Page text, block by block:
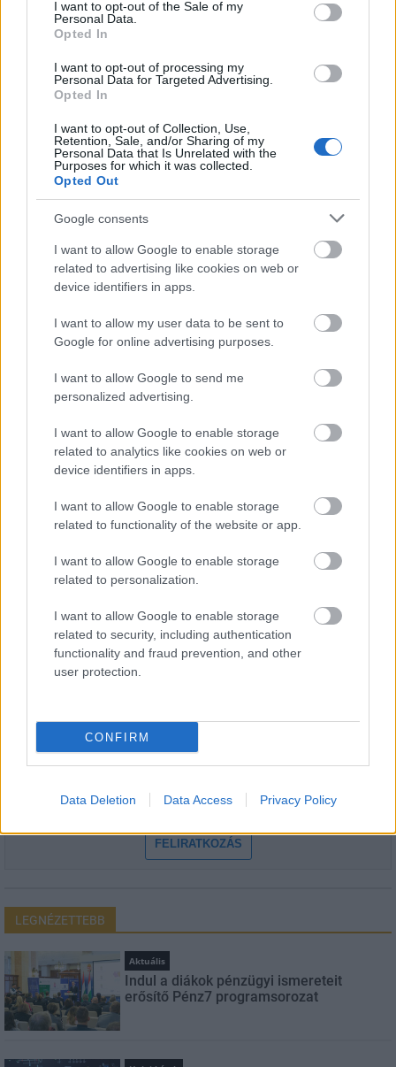
I want to opt-out of the Sale of my
Personal Data.
Opted In
I want to opt-out of processing my
Personal Data for Targeted Advertising.
Opted In
I want to opt-out of Collection, Use,
Retention, Sale, and/or Sharing of my
Personal Data that Is Unrelated with the
Purposes for which it was collected.
Opted Out
Google consents
I want to allow Google to enable storage
related to advertising like cookies on web or
device identifiers in apps.
I want to allow my user data to be sent to
Google for online advertising purposes.
I want to allow Google to send me
personalized advertising.
I want to allow Google to enable storage
related to analytics like cookies on web or
device identifiers in apps.
I want to allow Google to enable storage
related to functionality of the website or app.
I want to allow Google to enable storage
related to personalization.
I want to allow Google to enable storage
related to security, including authentication
functionality and fraud prevention, and other
user protection.
CONFIRM
Data Deletion Data Access Privacy Policy
műemlékfelújítás
Történelmi táj, amelynek minden köve mesél –
megújul a tatai Angolkert
műemlékek, köztük a különleges Műromok, valamint a közeli
Várkanyarban álló Nepomuki Szent János híd és szobor is.
Új gyalogosátkelők és jelzőlámpás
Másfélszeresére bővítik
Hódmezővásárhely jó hírű református
Flórián téri felüljárón
HÍRLEVÉL
Feliratkozom a hírlevélre és elfogadom az
szabályzatot!
FELIRATKOZÁS
LEGNÉZETTEBB
Aktuális
Indul a diákok pénzügyi ismereteit
erősítő Pénz7 programsorozat